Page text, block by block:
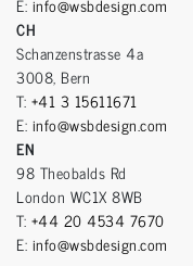
E: info@wsbdesign.com
CH
Schanzenstrasse 4a
3008, Bern
T: +41 3 15611671
E: info@wsbdesign.com
EN
98 Theobalds Rd
London WC1X 8WB
T: +44 20 4534 7670
E: info@wsbdesign.com